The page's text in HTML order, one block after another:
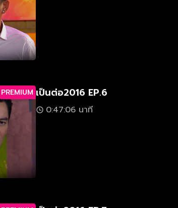
PREMIUM เป็นต่อ2016 EP.6
0:47:06 นาที